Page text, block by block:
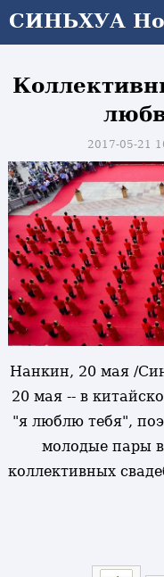
СИНЬХУА
2017-05-21
Нанкин, 20 мая /
20 мая -- в
"я люблю тебя",
молодые пары
коллективных